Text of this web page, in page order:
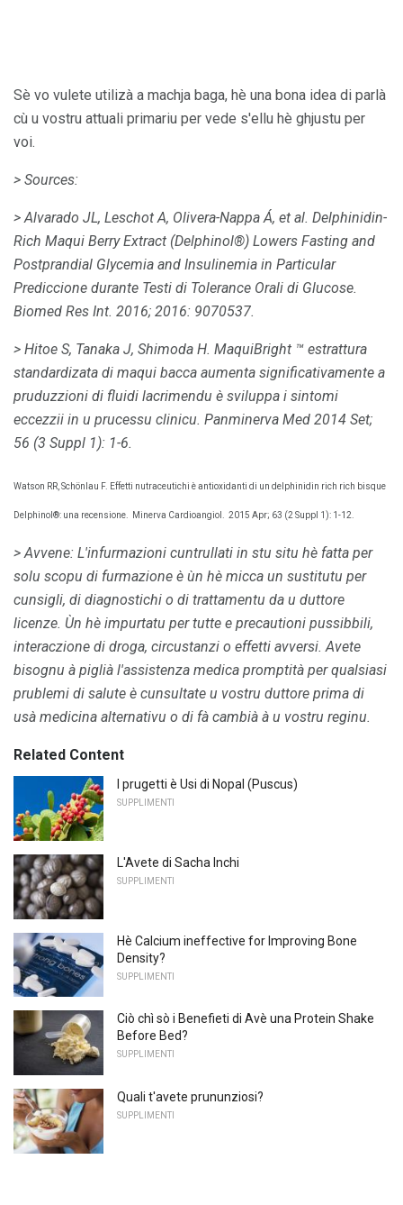
Sè vo vulete utilizà a machja baga, hè una bona idea di parlà
cù u vostru attuali primariu per vede s'ellu hè ghjustu per
voi.
> Sources:
> Alvarado JL, Leschot A, Olivera-Nappa Á, et al. Delphinidin-
Rich Maqui Berry Extract (Delphinol®) Lowers Fasting and
Postprandial Glycemia and Insulinemia in Particular
Prediccione durante Testi di Tolerance Orali di Glucose.
Biomed Res Int. 2016; 2016: 9070537.
> Hitoe S, Tanaka J, Shimoda H. MaquiBright ™ estrattura
standardizata di maqui bacca aumenta significativamente a
pruduzzioni di fluidi lacrimendu è sviluppa i sintomi
eccezzii in u prucessu clinicu. Panminerva Med 2014 Set;
56 (3 Suppl 1): 1-6.
Watson RR, Schönlau F. Effetti nutraceutichi è antioxidanti di un delphinidin rich rich bisque
Delphinol®: una recensione. Minerva Cardioangiol. 2015 Apr; 63 (2 Suppl 1): 1-12.
>Avvene: L'infurmazioni cuntrullati in stu situ hè fatta per
solu scopu di furmazione è ùn hè micca un sustitutu per
cunsigli, di diagnostichi o di trattamentu da u duttore
licenze. Ùn hè impurtatu per tutte e precautioni pussibbili,
interaczione di droga, circustanzi o effetti avversi. Avete
bisognu à piglià l'assistenza medica promptità per qualsiasi
prublemi di salute è cunsultate u vostru duttore prima di
usà medicina alternativu o di fà cambià à u vostru reginu.
Related Content
I prugetti è Usi di Nopal (Puscus)
SUPPLIMENTI
L'Avete di Sacha Inchi
SUPPLIMENTI
Hè Calcium ineffective for Improving Bone
Density?
SUPPLIMENTI
Ciò chì sò i Benefieti di Avè una Protein Shake
Before Bed?
SUPPLIMENTI
Quali t'avete prununziosi?
SUPPLIMENTI